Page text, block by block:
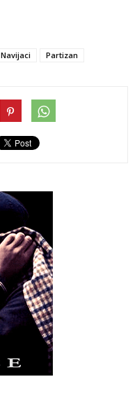
Navijaci Partizan